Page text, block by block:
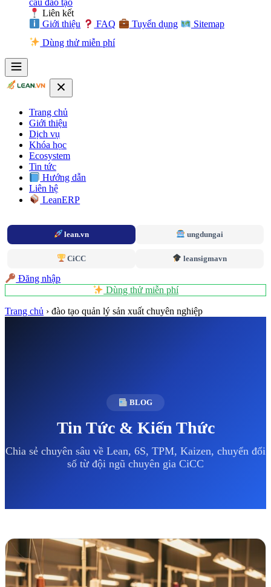
Liên kết
Giới thiệu
FAQ Tuyển dụng
Sitemap
Dùng thử miễn phí
Trang chủ
Giới thiệu
Dịch vụ
Khóa học
Ecosystem
Tin tức
Hướng dẫn
Liên hệ
LeanERP
lean.vn ungdungai
CiCC leansigmavn
Đăng nhập
Dùng thử miễn phí
Trang chủ › đào tạo quản lý sản xuất chuyên nghiệp
BLOG
Tin Tức & Kiến Thức
Chia sẻ chuyên sâu về Lean, 6S, TPM, Kaizen, chuyển đổi
số từ đội ngũ chuyên gia CiCC